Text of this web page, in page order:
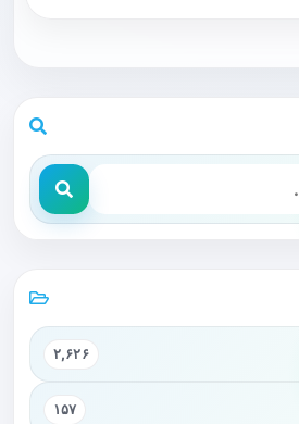
۲,۶۲۶
۱۵۷